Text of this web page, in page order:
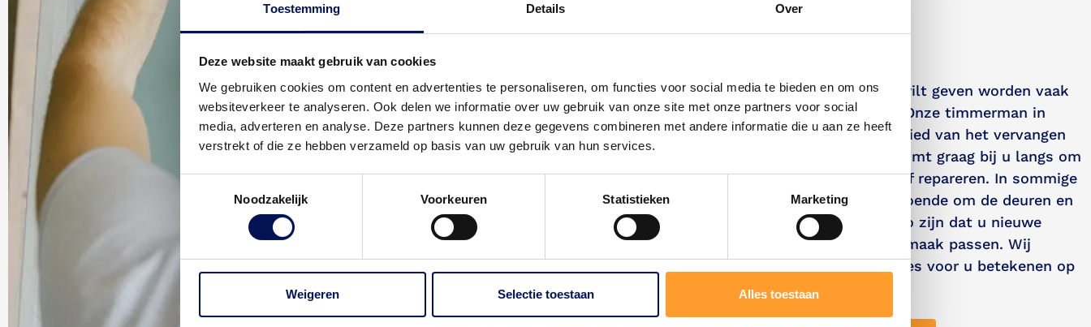
Toestemming Details Over
Deze website maakt gebruik van cookies
We gebruiken cookies om content en advertenties te personaliseren, om functies voor social media te bieden en om ons
websiteverkeer te analyseren. Ook delen we informatie over uw gebruik van onze site met onze partners voor social
media, adverteren en analyse. Deze partners kunnen deze gegevens combineren met andere informatie die u aan ze heeft
verstrekt of die ze hebben verzameld op basis van uw gebruik van hun services.
Noodzakelijk
Voorkeuren Statistieken Marketing
Weigeren Selectie toestaan Alles toestaan
Wanneer u uw pand een grote onderhoudsbeurt wilt geven worden vaak
de deuren en kozijnen vervangen of gerepareerd. Onze timmerman in
Berkel en Rodenrijs heeft veel ervaring op het gebied van het vervangen
of repareren van deuren en kozijnen. De Zeeuw komt graag bij u langs om
u te adviseren over de beste aanpak: vervangen of repareren. In sommige
gevallen is klein onderhoud en schilderwerk voldoende om de deuren en
kozijnen op te knappen. Het kan natuurlijk ook zo zijn dat u nieuwe
deuren en kozijnen wilt plaatsen die beter bij u smaak passen. Wij
kunnen als Timmerman in Berkel en Rodenrijs alles voor u betekenen op
het gebied van renovatie en verbouwing.